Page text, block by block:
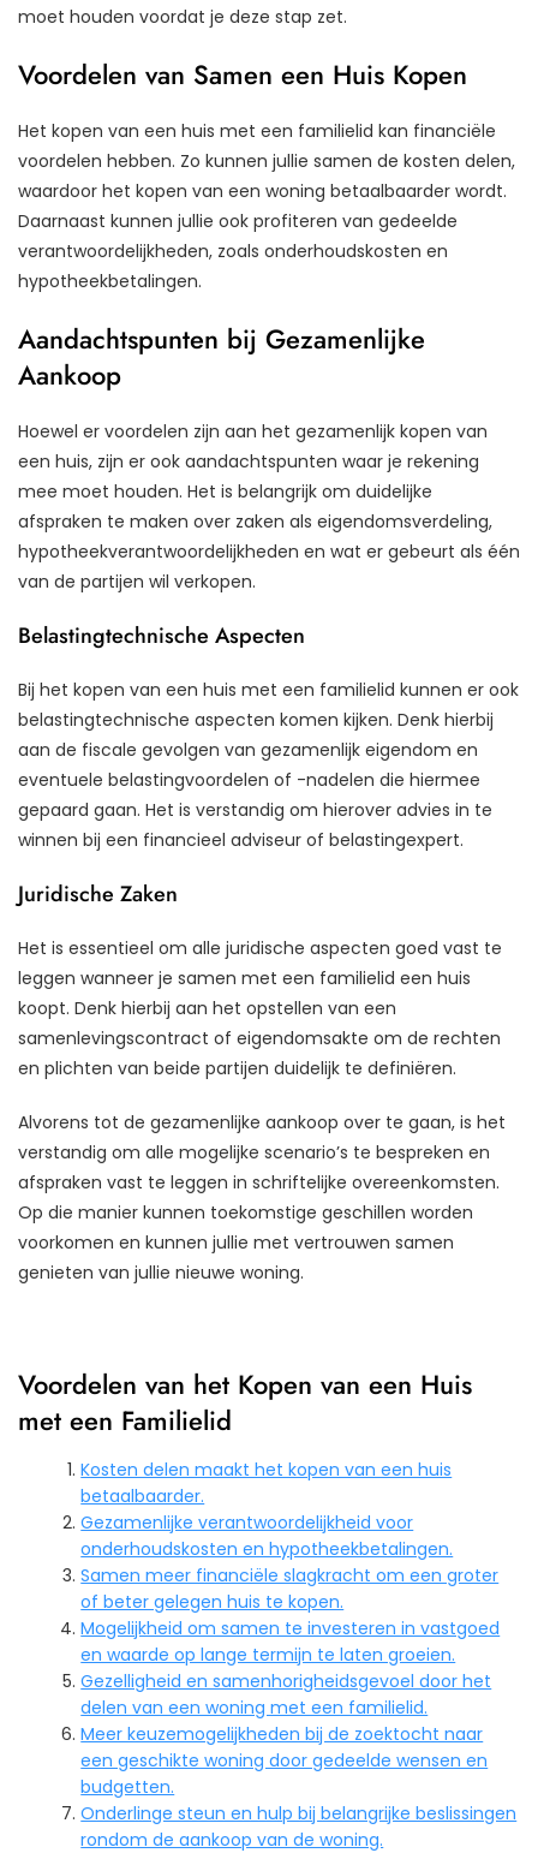
moet houden voordat je deze stap zet.
Voordelen van Samen een Huis Kopen
Het kopen van een huis met een familielid kan financiële
voordelen hebben. Zo kunnen jullie samen de kosten delen,
waardoor het kopen van een woning betaalbaarder wordt.
Daarnaast kunnen jullie ook profiteren van gedeelde
verantwoordelijkheden, zoals onderhoudskosten en
hypotheekbetalingen.
Aandachtspunten bij Gezamenlijke
Aankoop
Hoewel er voordelen zijn aan het gezamenlijk kopen van
een huis, zijn er ook aandachtspunten waar je rekening
mee moet houden. Het is belangrijk om duidelijke
afspraken te maken over zaken als eigendomsverdeling,
hypotheekverantwoordelijkheden en wat er gebeurt als één
van de partijen wil verkopen.
Belastingtechnische Aspecten
Bij het kopen van een huis met een familielid kunnen er ook
belastingtechnische aspecten komen kijken. Denk hierbij
aan de fiscale gevolgen van gezamenlijk eigendom en
eventuele belastingvoordelen of -nadelen die hiermee
gepaard gaan. Het is verstandig om hierover advies in te
winnen bij een financieel adviseur of belastingexpert.
Juridische Zaken
Het is essentieel om alle juridische aspecten goed vast te
leggen wanneer je samen met een familielid een huis
koopt. Denk hierbij aan het opstellen van een
samenlevingscontract of eigendomsakte om de rechten
en plichten van beide partijen duidelijk te definiëren.
Alvorens tot de gezamenlijke aankoop over te gaan, is het
verstandig om alle mogelijke scenario’s te bespreken en
afspraken vast te leggen in schriftelijke overeenkomsten.
Op die manier kunnen toekomstige geschillen worden
voorkomen en kunnen jullie met vertrouwen samen
genieten van jullie nieuwe woning.
Voordelen van het Kopen van een Huis
met een Familielid
Kosten delen maakt het kopen van een huis
betaalbaarder.
Gezamenlijke verantwoordelijkheid voor
onderhoudskosten en hypotheekbetalingen.
Samen meer financiële slagkracht om een groter
of beter gelegen huis te kopen.
Mogelijkheid om samen te investeren in vastgoed
en waarde op lange termijn te laten groeien.
Gezelligheid en samenhorigheidsgevoel door het
delen van een woning met een familielid.
Meer keuzemogelijkheden bij de zoektocht naar
een geschikte woning door gedeelde wensen en
budgetten.
Onderlinge steun en hulp bij belangrijke beslissingen
rondom de aankoop van de woning.